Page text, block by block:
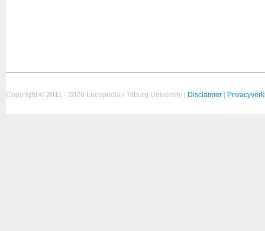
Copyright © 2011 - 2026 Lucepedia / Tilburg University | Disclaimer